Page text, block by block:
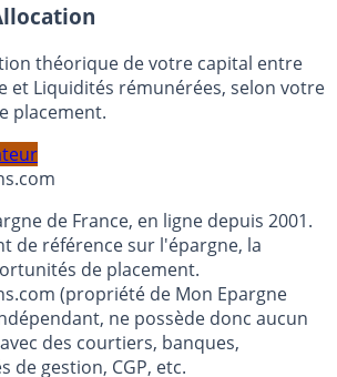
théorique de votre capital entre
de France, en ligne depuis 2001.
de référence sur l'épargne, la
de placement.
(propriété de Mon Epargne
ne possède donc aucun